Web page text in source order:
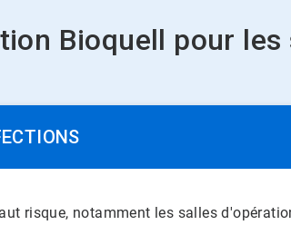
Bioquell pour les
risque, notamment les salles